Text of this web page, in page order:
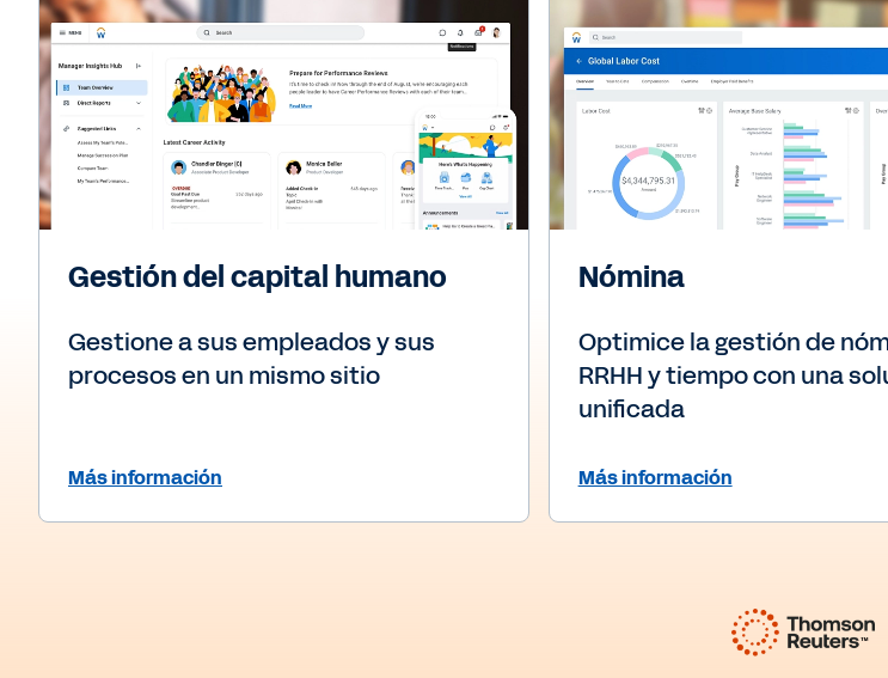
Gestión del capital humano
Gestione a sus empleados y sus
procesos en un mismo sitio
Más información
Nómina
Optimice la gestión de
RRHH y tiempo con una
unificada
Más información